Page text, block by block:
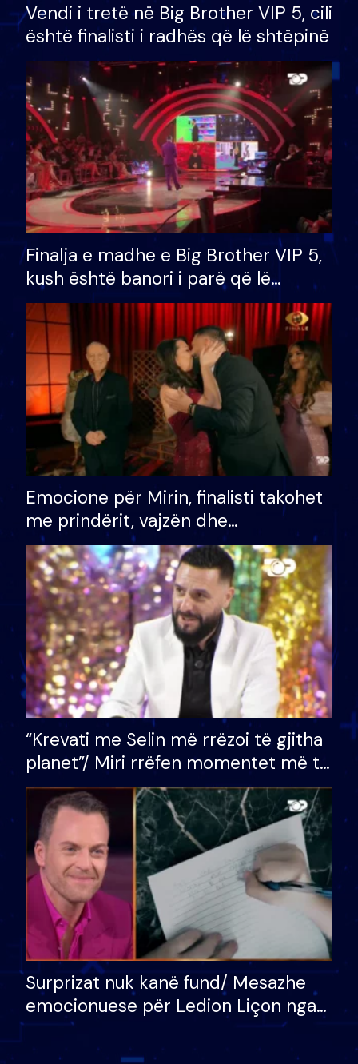
Vendi i tretë në Big Brother VIP 5, cili
është finalisti i radhës që lë shtëpinë
Finalja e madhe e Big Brother VIP 5,
kush është banori i parë që lë
shtëpinë dhe humb mundësinë për
të fituar çmimin e madh
Emocione për Mirin, finalisti takohet
me prindërit, vajzën dhe
bashkëshorten: S’kemi ndonjë letër
divorci apo jo?
“Krevati me Selin më rrëzoi të gjitha
planet”/ Miri rrëfen momentet më të
bukura në shtëpinë e BB VIP: Do më
mungojë zilja e mëngjesit kur…
Surprizat nuk kanë fund/ Mesazhe
emocionuese për Ledion Liçon nga
nëna dhe fëmijët e tij, moderatori
nuk i mban dot lotët: Nuk meritoj…